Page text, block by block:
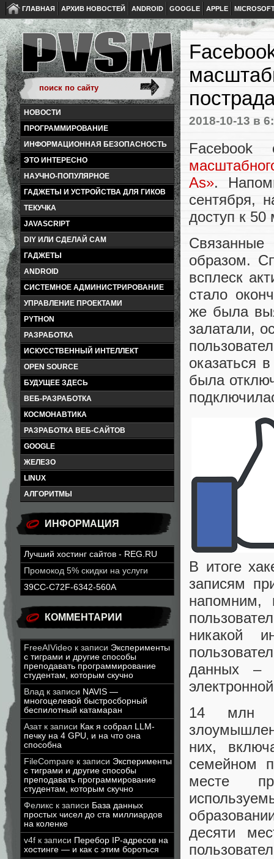
ГЛАВНАЯ АРХИВ НОВОСТЕЙ ANDROID GOOGLE APPLE
НОВОСТИ
ПРОГРАММИРОВАНИЕ
ИНФОРМАЦИОННАЯ БЕЗОПАСНОСТЬ
ЭТО ИНТЕРЕСНО
НАУЧНО-ПОПУЛЯРНОЕ
ГАДЖЕТЫ И УСТРОЙСТВА ДЛЯ ГИКОВ
ТЕКУЧКА
JAVASCRIPT
DIY ИЛИ СДЕЛАЙ САМ
ГАДЖЕТЫ
ANDROID
СИСТЕМНОЕ АДМИНИСТРИРОВАНИЕ
УПРАВЛЕНИЕ ПРОЕКТАМИ
PYTHON
РАЗРАБОТКА
ИСКУССТВЕННЫЙ ИНТЕЛЛЕКТ
OPEN SOURCE
БУДУЩЕЕ ЗДЕСЬ
ВЕБ-РАЗРАБОТКА
КОСМОНАВТИКА
РАЗРАБОТКА ВЕБ-САЙТОВ
GOOGLE
ЖЕЛЕЗО
LINUX
АЛГОРИТМЫ
ИНФОРМАЦИЯ
Лучший хостинг сайтов - REG.RU
Промокод 5% скидки на услуги
39CC-C72F-6342-560A
КОММЕНТАРИИ
FreeAIVideo к записи Эксперименты
с тиграми и другие способы
преподавать программирование
студентам, которым скучно
Влад к записи NAVIS —
многоцелевой быстросборный
беспилотный катамаран
Азатк записи Как я собрал LLM-
печку на 4 GPU, и на что она
способна
FileCompare к записи Эксперименты
с тиграми и другие способы
преподавать программирование
студентам, которым скучно
Феликс к записи База данных
простых чисел до ста миллиардов
на коленке
v4f к записи Перебор IP-адресов на
хостинге — и как с этим бороться
2018-10-13 в
Facebook
As».
сентября,
доступ к 50
образом.
всплеск
стало
же была
залатали,
оказаться
была
В итоге
записям
напомним,
никакой
данных –
14 млн
них,
семейном
месте
десяти